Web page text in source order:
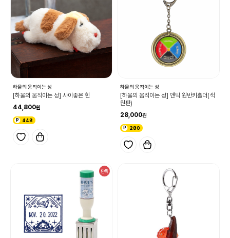
하울의 움직이는 성
[하울의 움직이는 성] 사이좋은 힌
44,800
448
하울의 움직이는 성
[하울의 움직이는 성] 앤틱 원반키홀더(색
원판)
28,000
280
단독